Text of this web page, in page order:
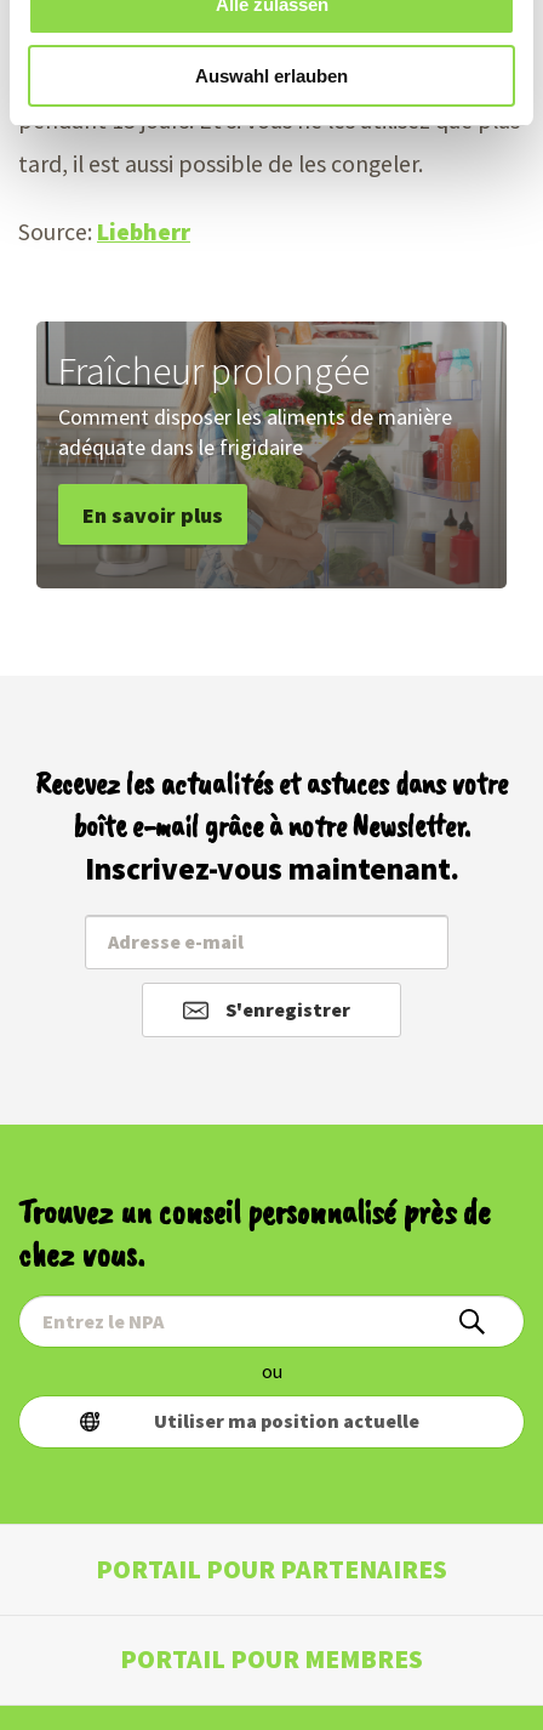
Alle zulassen
Auswahl erlauben
Pour une fraîcheur prolongée, les placer dans le
tiroir fraîcheur. Vous pourrez ainsi les garder
pendant 13 jours. Et si vous ne les utilisez que plus
tard, il est aussi possible de les congeler.
Source: Liebherr
Fraîcheur prolongée
Comment disposer les aliments de manière
adéquate dans le frigidaire
En savoir plus
Recevez les actualités et astuces dans votre
boîte e-mail grâce à notre Newsletter.
Inscrivez-vous maintenant.
S'enregistrer
Trouvez un conseil personnalisé près de
chez vous.
ou
Utiliser ma position actuelle
PORTAIL POUR PARTENAIRES
PORTAIL POUR MEMBRES